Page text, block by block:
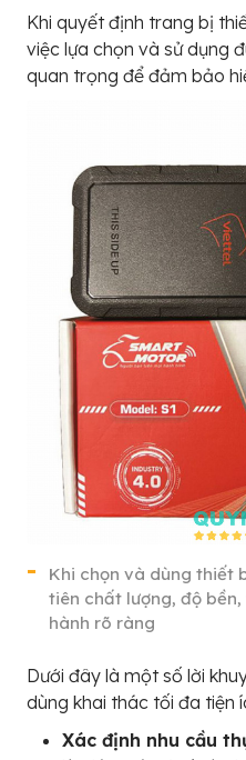
Khi quyết định trang bị
việc lựa chọn và sử dụng
quan trọng để đảm bảo
Khi chọn và dùng thiết
tiên chất lượng, độ
hành rõ ràng
Dưới đây là một số lời
dùng khai thác tối đa tiện
Xác định nhu cầu